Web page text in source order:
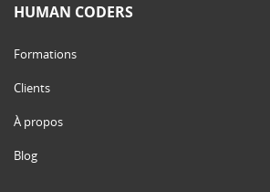
HUMAN CODERS
Formations
Clients
À propos
Blog